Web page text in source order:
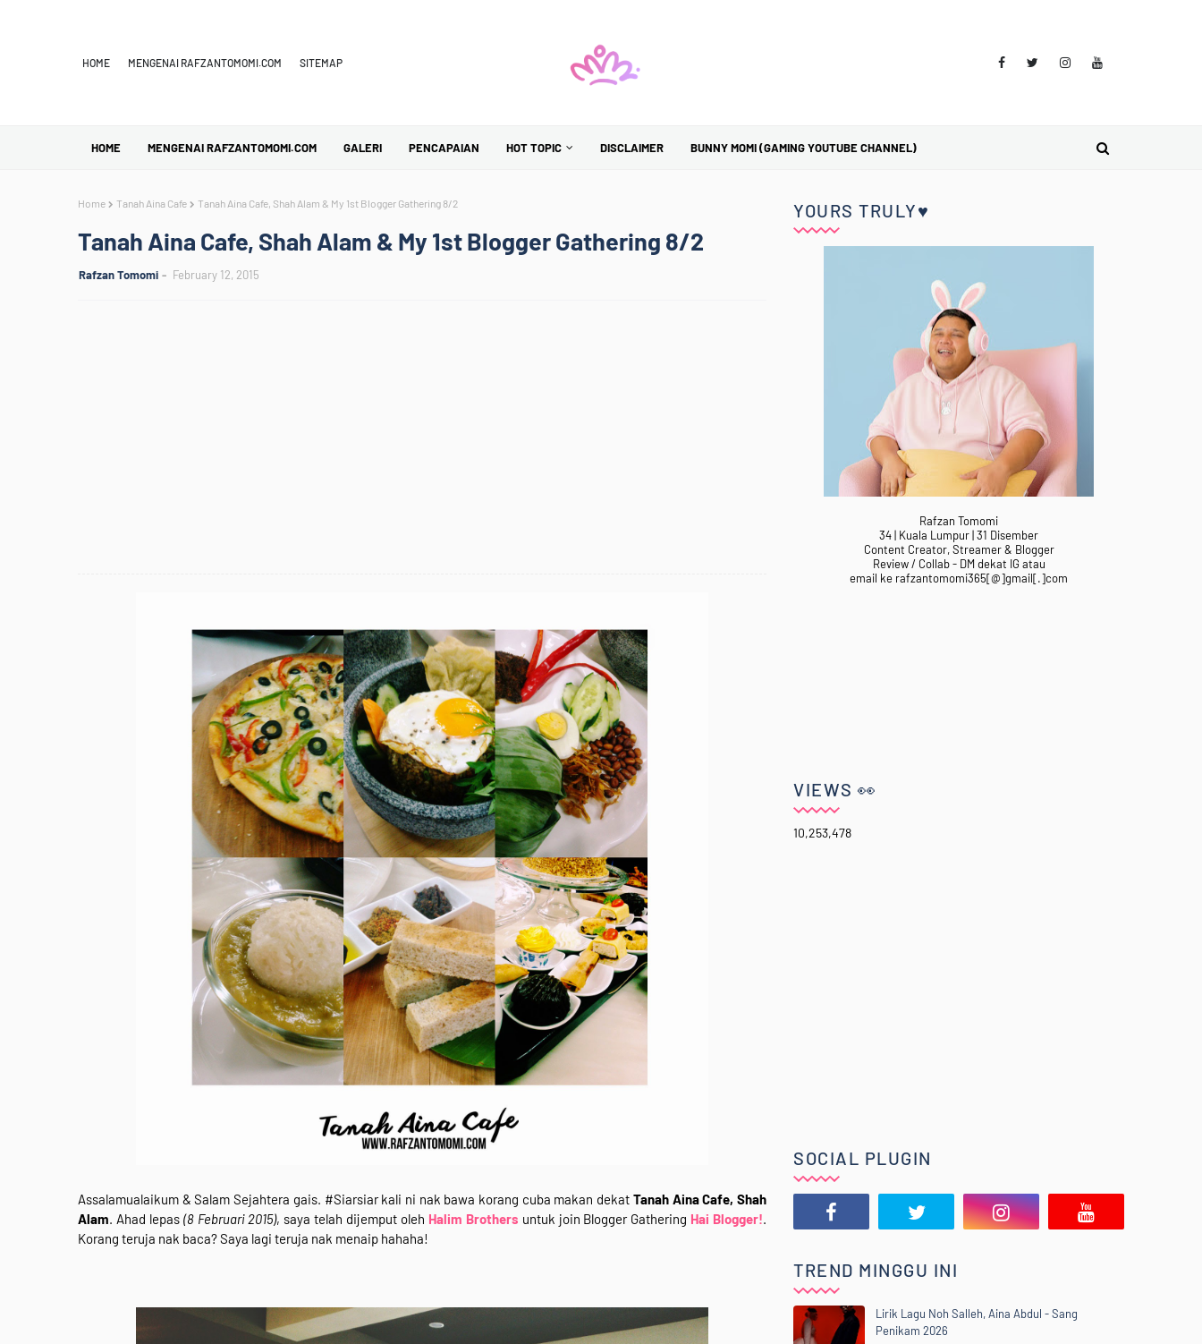
HOME MENGENAI RAFZANTOMOMI.COM SITEMAP
HOME MENGENAI RAFZANTOMOMI.COM GALERI PENCAPAIAN HOT TOPIC DISCLAIMER BUNNY MOMI (GAMING YOUTUBE CHANNEL)
Home Tanah Aina Cafe Tanah Aina Cafe, Shah Alam & My 1st Blogger Gathering 8/2
Tanah Aina Cafe, Shah Alam & My 1st Blogger Gathering 8/2
Rafzan Tomomi February 12, 2015
Assalamualaikum & Salam Sejahtera gais. #Siarsiar kali ni nak bawa korang cuba makan dekat Tanah Aina Cafe, Shah
Alam. Ahad lepas(8 Februari 2015), saya telah dijemput oleh Halim Brothers untuk join Blogger Gathering Hai Blogger!.
Korang teruja nak baca? Saya lagi teruja nak menaip hahaha!
YOURS TRULY♥
Rafzan Tomomi
34 | Kuala Lumpur | 31 Disember
Content Creator, Streamer & Blogger
Review / Collab - DM dekat IG atau
email ke rafzantomomi365[@]gmail[.]com
VIEWS 👀
10,253,478
SOCIAL PLUGIN
TREND MINGGU INI
Lirik Lagu Noh Salleh, Aina Abdul - Sang
Penikam 2026